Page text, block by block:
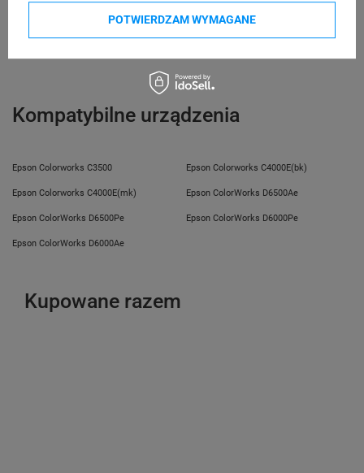
telefon: 730811399
e-mail: gspr@ptmb.pl
odpowiedzialne
Specmark
Bielska 210
e-mail: gspr@ptmb.pl
Kompatybilne urządzenia
Epson Colorworks C3500 Epson Colorworks C4000E(bk)
Epson Colorworks C4000E(mk) Epson ColorWorks D6500Ae
Epson ColorWorks D6500Pe Epson ColorWorks D6000Pe
Epson ColorWorks D6000Ae
Kupowane razem
POTWIERDZAM WYMAGANE